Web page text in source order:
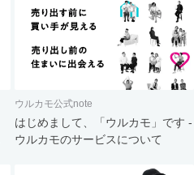
ウルカモ公式note
はじめまして、「ウルカモ」です -
ウルカモのサービスについて